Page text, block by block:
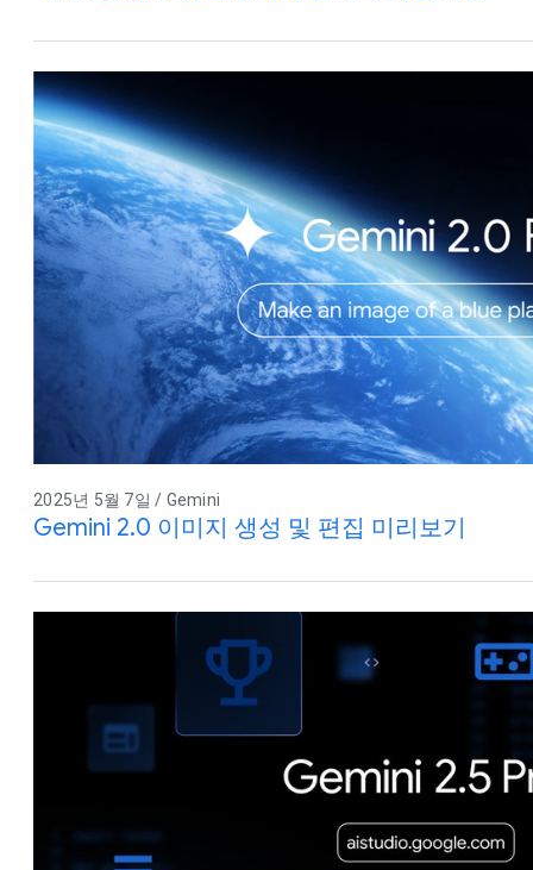
2025년 5월 7일 / Gemini
Gemini 2.0 이미지 생성 및 편집 미리보기